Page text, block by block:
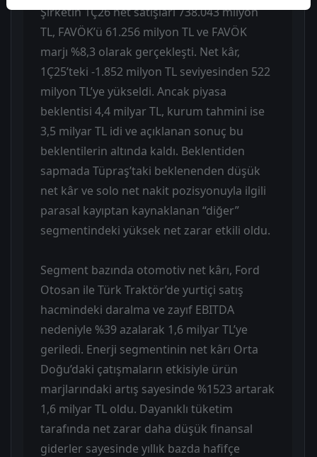
Şirketin 1Ç26 net satışları 738.043 milyon
TL, FAVÖK’ü 61.256 milyon TL ve FAVÖK
marjı %8,3 olarak gerçekleşti. Net kâr,
1Ç25’teki -1.852 milyon TL seviyesinden 522
milyon TL’ye yükseldi. Ancak piyasa
beklentisi 4,4 milyar TL, kurum tahmini ise
3,5 milyar TL idi ve açıklanan sonuç bu
beklentilerin altında kaldı. Beklentiden
sapmada Tüpraş’taki beklenenden düşük
net kâr ve solo net nakit pozisyonuyla ilgili
parasal kayıptan kaynaklanan “diğer”
segmentindeki yüksek net zarar etkili oldu.
Segment bazında otomotiv net kârı, Ford
Otosan ile Türk Traktör’de yurtiçi satış
hacmindeki daralma ve zayıf EBITDA
nedeniyle %39 azalarak 1,6 milyar TL’ye
geriledi. Enerji segmentinin net kârı Orta
Doğu’daki çatışmaların etkisiyle ürün
marjlarındaki artış sayesinde %1523 artarak
1,6 milyar TL oldu. Dayanıklı tüketim
tarafında net zarar daha düşük finansal
giderler sayesinde yıllık bazda hafifçe